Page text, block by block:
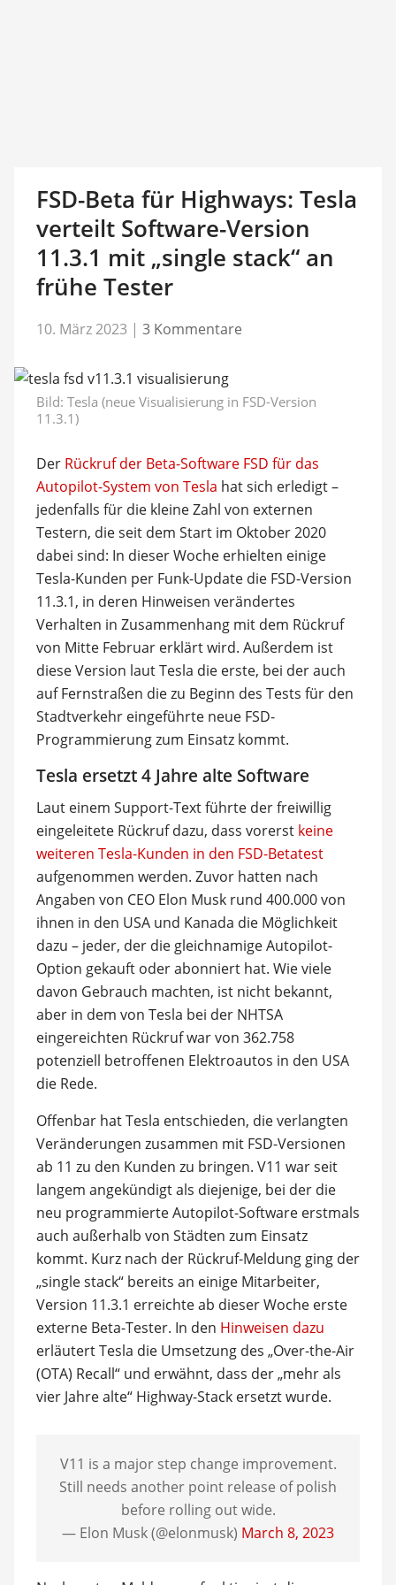
FSD-Beta für Highways: Tesla
verteilt Software-Version
11.3.1 mit „single stack“ an
frühe Tester
10. März 2023 | 3 Kommentare
Bild: Tesla (neue Visualisierung in FSD-Version
11.3.1)
Der Rückruf der Beta-Software FSD für das
Autopilot-System von Tesla hat sich erledigt –
jedenfalls für die kleine Zahl von externen
Testern, die seit dem Start im Oktober 2020
dabei sind: In dieser Woche erhielten einige
Tesla-Kunden per Funk-Update die FSD-Version
11.3.1, in deren Hinweisen verändertes
Verhalten in Zusammenhang mit dem Rückruf
von Mitte Februar erklärt wird. Außerdem ist
diese Version laut Tesla die erste, bei der auch
auf Fernstraßen die zu Beginn des Tests für den
Stadtverkehr eingeführte neue FSD-
Programmierung zum Einsatz kommt.
Tesla ersetzt 4 Jahre alte Software
Laut einem Support-Text führte der freiwillig
eingeleitete Rückruf dazu, dass vorerst keine
weiteren Tesla-Kunden in den FSD-Betatest
aufgenommen werden. Zuvor hatten nach
Angaben von CEO Elon Musk rund 400.000 von
ihnen in den USA und Kanada die Möglichkeit
dazu – jeder, der die gleichnamige Autopilot-
Option gekauft oder abonniert hat. Wie viele
davon Gebrauch machten, ist nicht bekannt,
aber in dem von Tesla bei der NHTSA
eingereichten Rückruf war von 362.758
potenziell betroffenen Elektroautos in den USA
die Rede.
Offenbar hat Tesla entschieden, die verlangten
Veränderungen zusammen mit FSD-Versionen
ab 11 zu den Kunden zu bringen. V11 war seit
langem angekündigt als diejenige, bei der die
neu programmierte Autopilot-Software erstmals
auch außerhalb von Städten zum Einsatz
kommt. Kurz nach der Rückruf-Meldung ging der
„single stack“ bereits an einige Mitarbeiter,
Version 11.3.1 erreichte ab dieser Woche erste
externe Beta-Tester. In den Hinweisen dazu
erläutert Tesla die Umsetzung des „Over-the-Air
(OTA) Recall“ und erwähnt, dass der „mehr als
vier Jahre alte“ Highway-Stack ersetzt wurde.
V11 is a major step change improvement.
Still needs another point release of polish
before rolling out wide.
— Elon Musk (@elonmusk) March 8, 2023